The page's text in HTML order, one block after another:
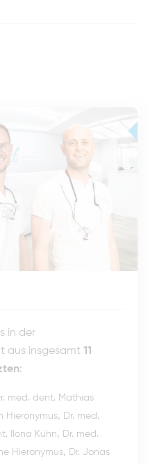
in der
aus insgesamt 11
:
med. dent. Mathias
Hieronymus, Dr. med.
Ilona Kühn, Dr. med.
Hieronymus, Dr. Jonas